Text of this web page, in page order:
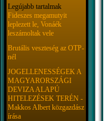
Legújabb tartalmak
Fideszes megamutyit
leplezett le, Vonáék
leszámoltak vele
Brutális veszteség az OTP-
nél
JOGELLENESSÉGEK A
MAGYARORSZÁGI
DEVIZA ALAPÚ
HITELEZÉSEK TERÉN -
Makkos Albert közgazdász
írása